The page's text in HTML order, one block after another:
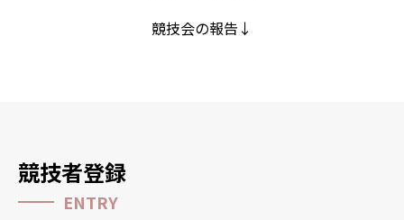
競技会の報告↓
競技者登録
ENTRY